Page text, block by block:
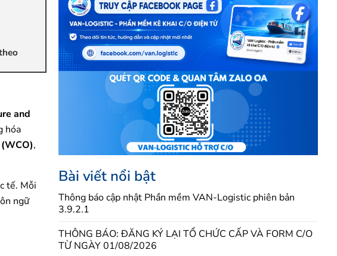
and
hóa
,
tế. Mỗi
ngữ
Bài viết nổi bật
Thông báo cập nhật Phần mềm VAN-Logistic phiên bản
3.9.2.1
THÔNG BÁO: ĐĂNG KÝ LẠI TỔ CHỨC CẤP VÀ FORM C/O
TỪ NGÀY 01/08/2026